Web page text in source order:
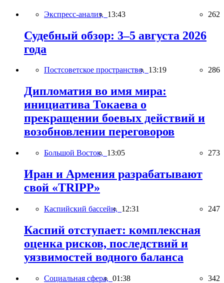
Экспресс-анализ, 13:43 262
Судебный обзор: 3–5 августа 2026
года
Постсоветское пространство, 13:19 286
Дипломатия во имя мира:
инициатива Токаева о
прекращении боевых действий и
возобновлении переговоров
Большой Восток, 13:05 273
Иран и Армения разрабатывают
свой «TRIPP»
Каспийский бассейн, 12:31 247
Каспий отступает: комплексная
оценка рисков, последствий и
уязвимостей водного баланса
Социальная сфера, 01:38 342